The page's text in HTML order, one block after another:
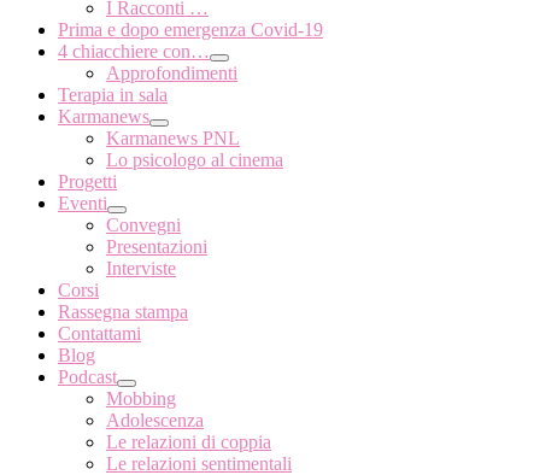
I Racconti …
Prima e dopo emergenza Covid-19
4 chiacchiere con…
Approfondimenti
Terapia in sala
Karmanews
Karmanews PNL
Lo psicologo al cinema
Progetti
Eventi
Convegni
Presentazioni
Interviste
Corsi
Rassegna stampa
Contattami
Blog
Podcast
Mobbing
Adolescenza
Le relazioni di coppia
Le relazioni sentimentali